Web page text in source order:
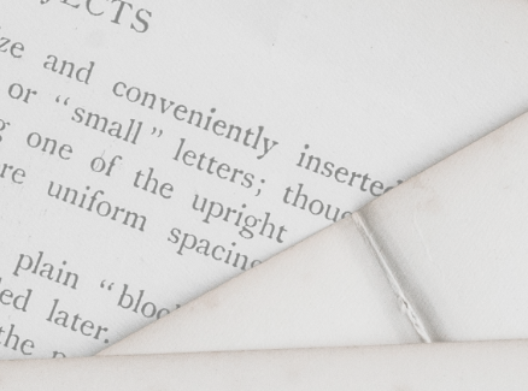
to main content